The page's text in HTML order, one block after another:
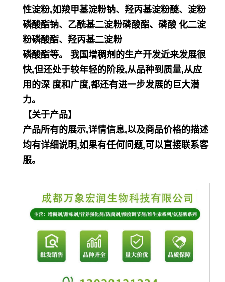
性淀粉,如羧甲基淀粉钠、羟丙基淀粉醚、淀粉
磷酸酯钠、乙酰基二淀粉磷酸酯、磷酸 化二淀
粉磷酸酯、羟丙基二淀粉
磷酸酯等。 我国增稠剂的生产开发近来发展很
快,但还处于较年轻的阶段,从品种到质量,从应
用的深 度和广度,都还有进一步发展的巨大潜
力。
【关于产品】
产品所有的展示,详情信息,以及商品价格的描述
均有详细说明,如果有任何问题,可以直接联系客
服。